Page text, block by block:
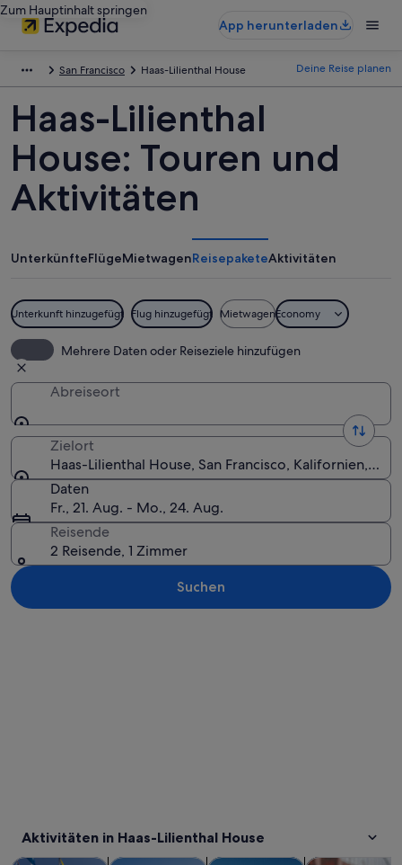
Zum Hauptinhalt springen
App herunterladen
San Francisco Haas-Lilienthal House Deine Reise planen
Haas-Lilienthal
House: Touren und
Aktivitäten
UnterkünfteFlügeMietwagenReisepaketeAktivitäten
Unterkunft hinzugefügt Flug hinzugefügt MietwagenEconomy
Mehrere Daten oder Reiseziele hinzufügen
Abreiseort
Zielort
Haas-Lilienthal House, San Francisco, Kalifornien, USA
Daten
Fr., 21. Aug. - Mo., 24. Aug.
Reisende
2 Reisende, 1 Zimmer
Suchen
Aktivitäten in Haas-Lilienthal House